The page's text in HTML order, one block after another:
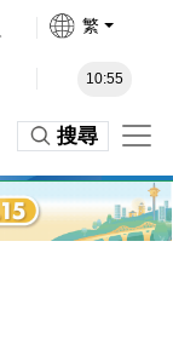
繁
10:55
搜尋